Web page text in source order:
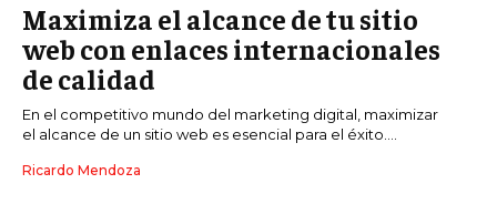
Maximiza el alcance de tu sitio
web con enlaces internacionales
de calidad
En el competitivo mundo del marketing digital, maximizar
el alcance de un sitio web es esencial para el éxito....
Ricardo Mendoza